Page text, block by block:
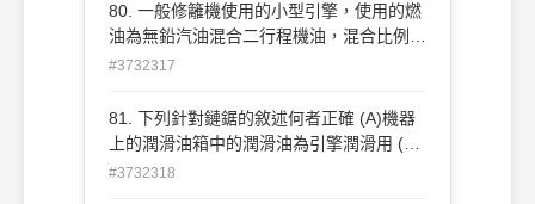
80. 一般修籬機使用的小型引擎，使用的燃
油為無鉛汽油混合二行程機油，混合比例為
(A)5：1 (B)15：1 (C)25：1 (D)35：1 。
#3732317
81. 下列針對鏈鋸的敘述何者正確 (A)機器
上的潤滑油箱中的潤滑油為引擎潤滑用 (B)
鋸喬木粗側枝時應一刀鋸斷 (C)發動引擎時
#3732318